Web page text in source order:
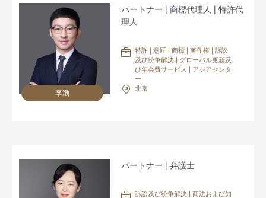
李渤
パートナー | 商標代理人 | 特許代
理人
特許 | 意匠 | 商標 | 著作権 | 訴訟
及び紛争解決 | グローバル更新及
び年会費サービス | アジアセンタ
ー
北京
パートナー | 弁護士
訴訟及び紛争解決 | 商法および知